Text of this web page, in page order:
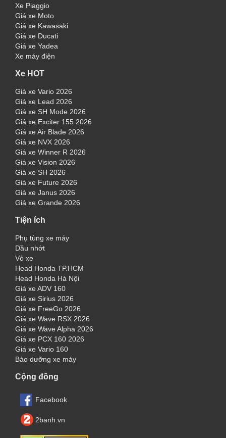
Xe Piaggio
Giá xe Moto
Giá xe Kawasaki
Giá xe Ducati
Giá xe Yadea
Xe máy điện
Xe HOT
Giá xe Vario 2026
Giá xe Lead 2026
Giá xe SH Mode 2026
Giá xe Exciter 155 2026
Giá xe Air Blade 2026
Giá xe NVX 2026
Giá xe Winner R 2026
Giá xe Vision 2026
Giá xe SH 2026
Giá xe Future 2026
Giá xe Janus 2026
Giá xe Grande 2026
Tiện ích
Phụ tùng xe máy
Dầu nhớt
Vỏ xe
Head Honda TP.HCM
Head Honda Hà Nội
Giá xe ADV 160
Giá xe Sirius 2026
Giá xe FreeGo 2026
Giá xe Wave RSX 2026
Giá xe Wave Alpha 2026
Giá xe PCX 160 2026
Giá xe Vario 160
Bảo dưỡng xe máy
Cộng đồng
Facebook
2banh.vn